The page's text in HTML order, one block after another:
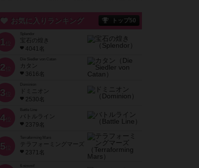
お気に入りランキング トップ50
1 位
宝石の煌き
4041名
2 位
Die Siedler von Catan
カタン
3616名
3 位
ドミニオン
2530名
4位
Battle Line
バトルライン
2379名
5 位
Terraforming Mars
テラフォーミングマーズ
2371名